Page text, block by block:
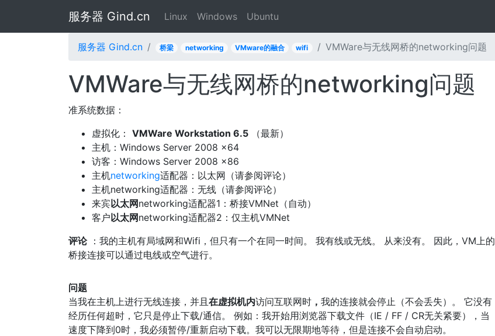
服务器 Gind.cn Linux Windows Ubuntu
服务器 Gind.cn 桥梁 networking VMware的融合 wifi VMWare与无线网桥的networking问题
VMWare与无线网桥的networking问题
准系统数据：
虚拟化： VMWare Workstation 6.5 （最新）
主机：Windows Server 2008 x64
访客：Windows Server 2008 x86
主机networking适配器：以太网（请参阅评论）
主机networking适配器：无线（请参阅评论）
来宾以太网networking适​​配器1：桥接VMNet（自动）
客户以太网networking适​​配器2：仅主机VMNet
评论：我的主机有局域网和Wifi，但只有一个在同一时间。 我有线或无线。 从来没有。 因此，VM上的
桥接连接可以通过电线或空气进行。
问题
当我在主机上进行无线连接，并且 在虚拟机内访问互联网时 ， 我的连接就会停止（不会丢失）。 它没有
经历任何超时，它只是停止下载/通信。 例如：我开始用浏览器下载文件（IE / FF / CR无关紧要），当
速度下降到0时，我必须暂停/重新启动下载。我可以无限期地等待，但是连接不会自动启动。